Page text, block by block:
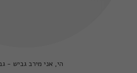
הי, אני מירב גביש -